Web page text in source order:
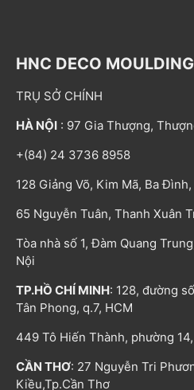
HNC DECO MOULDING
TRỤ SỞ CHÍNH
HÀ NỘI : 97 Gia Thượng,
+(84) 24 3736 8958
128 Giảng Võ, Kim Mã, Ba Đình,
65 Nguyễn Tuân, Thanh Xuân
Tòa nhà số 1, Đàm Quang
Nội
TP.HỒ CHÍ MINH: 128, đường
Tân Phong, q.7, HCM
449 Tô Hiến Thành, phường
CẦN THƠ: 27 Nguyễn Tri
Kiều,Tp.Cần Thơ